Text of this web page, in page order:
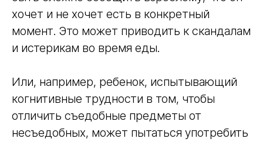
хочет и не хочет есть в конкретный
момент. Это может приводить к скандалам
и истерикам во время еды.
Или, например, ребенок, испытывающий
когнитивные трудности в том, чтобы
отличить съедобные предметы от
несъедобных, может пытаться употребить